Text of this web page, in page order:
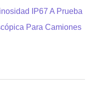
IP67 A Prueba
Para Camiones